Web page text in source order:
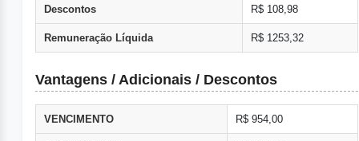
Descontos R$ 108,98
Remuneração Líquida R$ 1253,32
Vantagens / Adicionais / Descontos
VENCIMENTO R$ 954,00